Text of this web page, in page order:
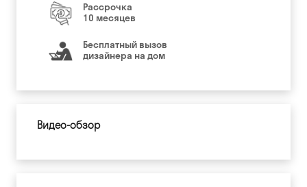
Рассрочка
10 месяцев
Бесплатный вызов
дизайнера на дом
Видео-обзор